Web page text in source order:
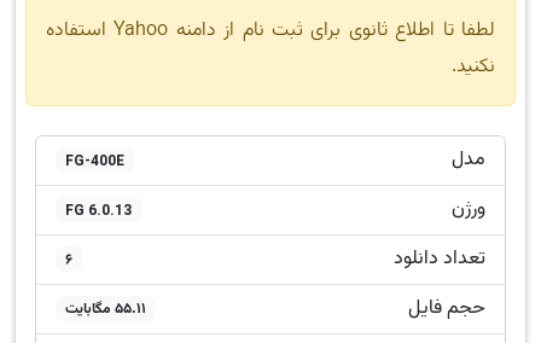
لطفا تا اطلاع ثانوی برای ثبت نام از دامنه Yahoo استفاده
نکنید.
مدل FG-400E
ورژن FG 6.0.13
تعداد دانلود 6
حجم فایل 55.11 مگابایت